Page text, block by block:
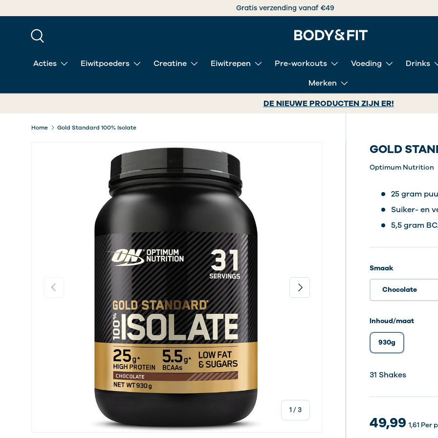
GA NAAR INHOUD
Gratis verzending vanaf €49
Acties Eiwitpoeders Creatine Eiwitrepen Pre-workouts Voeding Drinks
Merken
DE NIEUWE PRODUCTEN ZIJN ER!
Home Gold Standard 100% Isolate
Vorige
1 /van
3
Volgende
GOLD
Optimum Nutrition
25 gram
Suiker- en
5,5 gram
Smaak
Chocolate
Inhoud/maat
930g
31 Shakes31 Shakes
31 Shakes
49,99 1,61 Per